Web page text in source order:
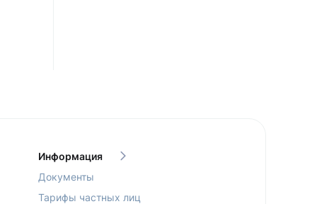
Информация
Документы
Тарифы частных лиц